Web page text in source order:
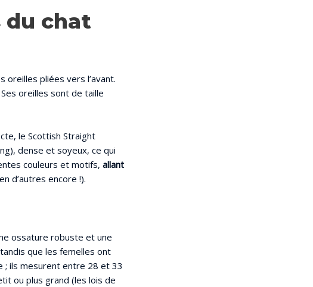
du chat
oreilles pliées vers l’avant.
Ses oreilles sont de taille
le Scottish Straight
dense et soyeux, ce qui
couleurs et motifs, allant
d’autres encore !).
ossature robuste et une
que les femelles ont
; ils mesurent entre 28 et 33
ou plus grand (les lois de